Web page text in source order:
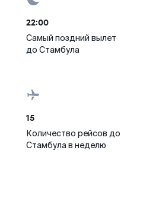
22:00
Самый поздний вылет
до Стамбула
15
Количество рейсов до
Стамбула в неделю